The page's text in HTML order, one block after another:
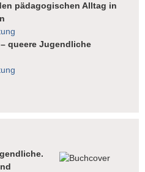
pädagogischen Alltag in
– queere Jugendliche